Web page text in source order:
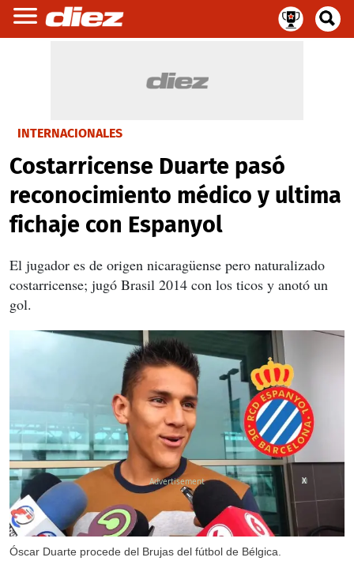
INTERNACIONALES
Costarricense Duarte pasó
reconocimiento médico y ultima
fichaje con Espanyol
El jugador es de origen nicaragüense pero naturalizado
costarricense; jugó Brasil 2014 con los ticos y anotó un
gol.
Óscar Duarte procede del Brujas del fútbol de Bélgica.
X